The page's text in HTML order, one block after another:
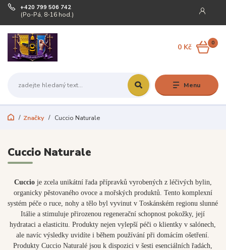
Menu
+420 799 506 742
(Po-Pá, 8-16 hod.)
0
0 Kč
Značky Cuccio Naturale
Cuccio Naturale
Cuccioje zcela unikátní řada přípravků vyrobených z léčivých bylin,
organicky pěstovaného ovoce a mořských produktů. Tento komplexní
systém péče o ruce, nohy a tělo byl vyvinut v Toskánském regionu slunné
Itálie a stimuluje přirozenou regenerační schopnost pokožky, její
hydrataci a elasticitu. Produkty nejen vylepší péči o klientky v salónech,
ale navíc výsledky uvidíte i během používání při domácím ošetření.
Produkty Cuccio Naturalé jsou k dispozici v šesti esenciálních řadách,